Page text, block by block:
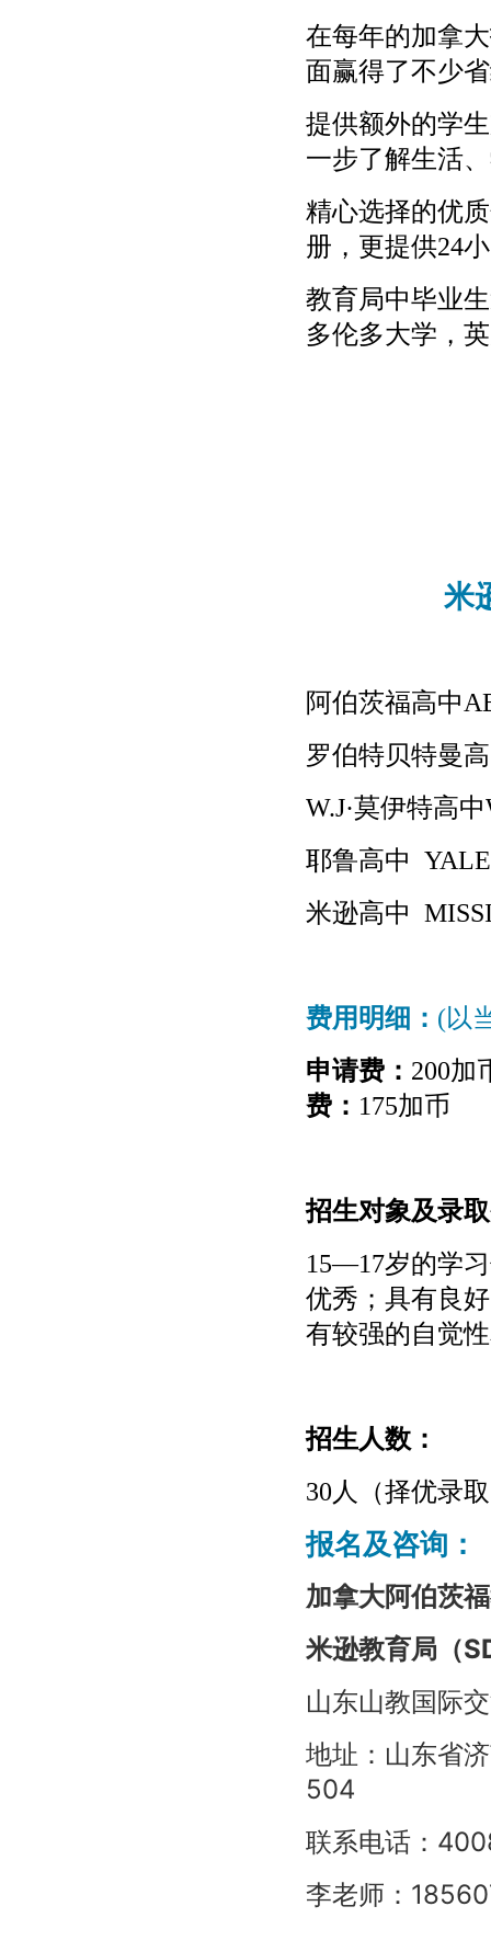
在每年的加拿
面赢得了不少
提供额外的学
一步了解生活
精心选择的优
册，更提供24
教育局中毕业
多伦多大学，
米
阿伯茨福高中
罗伯特贝特曼
W.J·莫伊特高
耶鲁高中
米逊高中
费用明细： (以
申请费： 200加
费： 175加币
招生对象及录
15—17岁的学
优秀； 具有良
有较强的自觉
招生人数：
30人（择优录
报名及咨询：
加拿大阿伯茨
米逊教育局（
山东山教国际
地址： 山东省
504
联系电话：
李老师：